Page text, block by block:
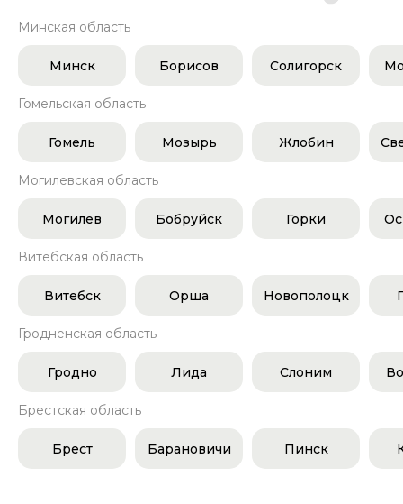
Минская область
Минск Борисов Солигорск
Гомельская область
Гомель Мозырь Жлобин
Могилевская область
Могилев Бобруйск Горки
Витебская область
Витебск Орша Новополоцк
Гродненская область
Гродно Лида Слоним
Брестская область
Брест Барановичи Пинск